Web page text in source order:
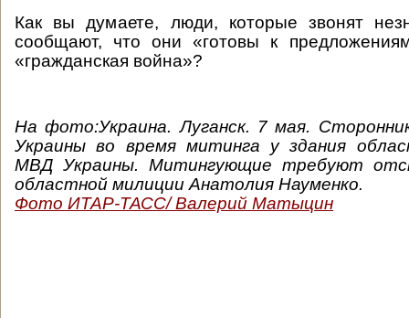
Как вы думаете, люди, которые звонят
сообщают, что они «готовы к
«гражданская война»?
На фото:Украина. Луганск. 7 мая.
Украины во время митинга у здания
МВД Украины. Митингующие требуют
областной милиции Анатолия Науменко.
Фото ИТАР-ТАСС/ Валерий Матыцин